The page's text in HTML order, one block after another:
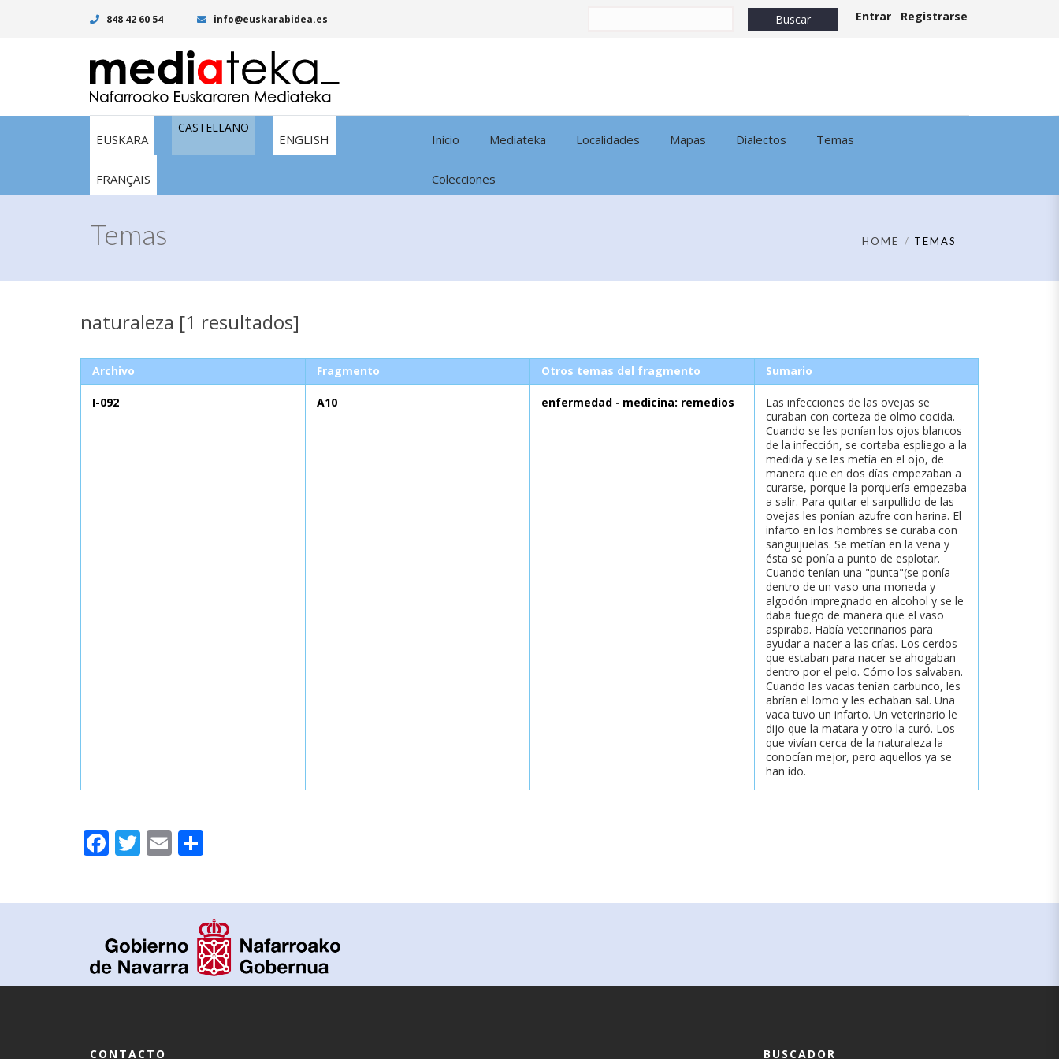
848 42 60 54 info@euskarabidea.es Entrar Registrarse
EUSKARA
CASTELLANO
ENGLISH
FRANÇAIS
Inicio Mediateka Localidades Mapas Dialectos Temas
Colecciones
Temas HOME TEMAS
naturaleza [1 resultados]
Archivo Fragmento Otros temas del fragmento Sumario
I-092 A10 enfermedad - medicina: remedios
Las infecciones de las ovejas se
curaban con corteza de olmo cocida.
Cuando se les ponían los ojos blancos
de la infección, se cortaba espliego a la
medida y se les metía en el ojo, de
manera que en dos días empezaban a
curarse, porque la porquería empezaba
a salir. Para quitar el sarpullido de las
ovejas les ponían azufre con harina. El
infarto en los hombres se curaba con
sanguijuelas. Se metían en la vena y
ésta se ponía a punto de esplotar.
Cuando tenían una "punta"(se ponía
dentro de un vaso una moneda y
algodón impregnado en alcohol y se le
daba fuego de manera que el vaso
aspiraba. Había veterinarios para
ayudar a nacer a las crías. Los cerdos
que estaban para nacer se ahogaban
dentro por el pelo. Cómo los salvaban.
Cuando las vacas tenían carbunco, les
abrían el lomo y les echaban sal. Una
vaca tuvo un infarto. Un veterinario le
dijo que la matara y otro la curó. Los
que vivían cerca de la naturaleza la
conocían mejor, pero aquellos ya se
han ido.
Facebook
Twitter
Email
CONTACTO BUSCADOR